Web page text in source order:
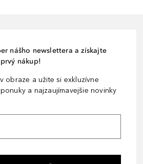
nášho newslettera a získajte
nákup!
obraze a užite si exkluzívne
a najzaujímavejšie novinky